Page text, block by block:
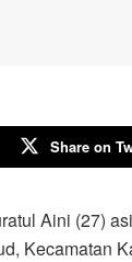
Share on
Aini (27)
Kecamatan